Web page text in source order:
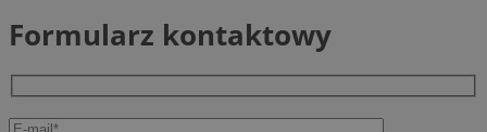
Formularz kontaktowy